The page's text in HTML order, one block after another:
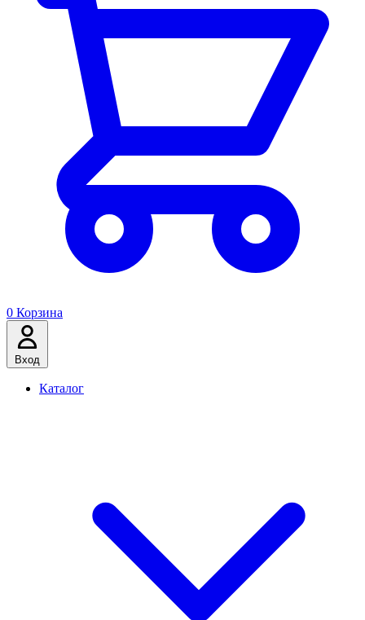
0 Корзина
Вход
Каталог